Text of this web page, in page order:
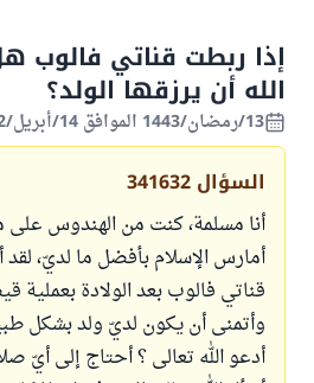
إذا ربطت قناتي فالوب
الله أن يرزقها الولد؟
13/رمضان/1443 الموافق 14/أبريل/2022
السؤال 341632
أمارس الإسلام بأفضل ما لديّ،
قناتي فالوب بعد الولادة بعملية
وأتمنى أن يكون لديّ ولد بشكل
أدعو الله تعالى ؟ أحتاج إلى أيّ